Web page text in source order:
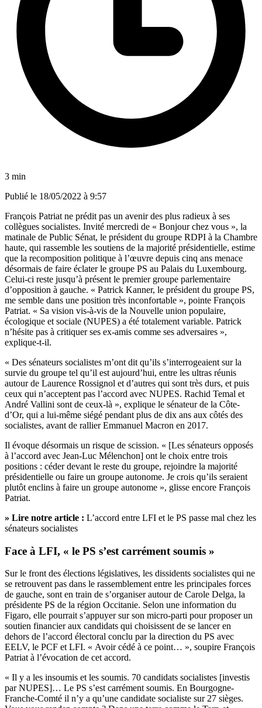
3 min
Publié le 18/05/2022 à 9:57
François Patriat ne prédit pas un avenir des plus radieux à ses
collègues socialistes. Invité mercredi de « Bonjour chez vous », la
matinale de Public Sénat, le président du groupe RDPI à la Chambre
haute, qui rassemble les soutiens de la majorité présidentielle, estime
que la recomposition politique à l’œuvre depuis cinq ans menace
désormais de faire éclater le groupe PS au Palais du Luxembourg.
Celui-ci reste jusqu’à présent le premier groupe parlementaire
d’opposition à gauche. « Patrick Kanner, le président du groupe PS,
me semble dans une position très inconfortable », pointe François
Patriat. « Sa vision vis-à-vis de la Nouvelle union populaire,
écologique et sociale (NUPES) a été totalement variable. Patrick
n’hésite pas à critiquer ses ex-amis comme ses adversaires »,
explique-t-il.
« Des sénateurs socialistes m’ont dit qu’ils s’interrogeaient sur la
survie du groupe tel qu’il est aujourd’hui, entre les ultras réunis
autour de Laurence Rossignol et d’autres qui sont très durs, et puis
ceux qui n’acceptent pas l’accord avec NUPES. Rachid Temal et
André Vallini sont de ceux-là », explique le sénateur de la Côte-
d’Or, qui a lui-même siégé pendant plus de dix ans aux côtés des
socialistes, avant de rallier Emmanuel Macron en 2017.
Il évoque désormais un risque de scission. « [Les sénateurs opposés
à l’accord avec Jean-Luc Mélenchon] ont le choix entre trois
positions : céder devant le reste du groupe, rejoindre la majorité
présidentielle ou faire un groupe autonome. Je crois qu’ils seraient
plutôt enclins à faire un groupe autonome », glisse encore François
Patriat.
» Lire notre article : L’accord entre LFI et le PS passe mal chez les
sénateurs socialistes
Face à LFI, « le PS s’est carrément soumis »
Sur le front des élections législatives, les dissidents socialistes qui ne
se retrouvent pas dans le rassemblement entre les principales forces
de gauche, sont en train de s’organiser autour de Carole Delga, la
présidente PS de la région Occitanie. Selon une information du
Figaro, elle pourrait s’appuyer sur son micro-parti pour proposer un
soutien financier aux candidats qui choisissent de se lancer en
dehors de l’accord électoral conclu par la direction du PS avec
EELV, le PCF et LFI. « Avoir cédé à ce point… », soupire François
Patriat à l’évocation de cet accord.
« Il y a les insoumis et les soumis. 70 candidats socialistes [investis
par NUPES]… Le PS s’est carrément soumis. En Bourgogne-
Franche-Comté il n’y a qu’une candidate socialiste sur 27 sièges.